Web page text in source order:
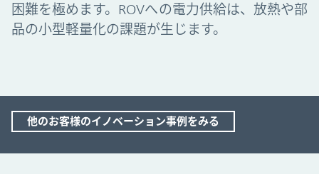
困難を極めます。ROVへの電力供給は、放熱や部
品の小型軽量化の課題が生じます。
他のお客様のイノベーション事例をみる